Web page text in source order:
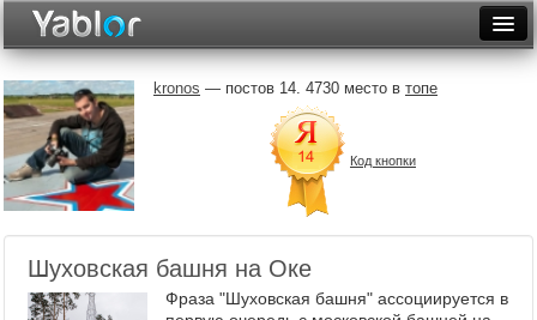
Неделя
Месяц
Архив
Фототоп
kronos — постов 14. 4730 место в топе
Код кнопки
Шуховская башня на Оке
Фраза "Шуховская башня" ассоциируется в